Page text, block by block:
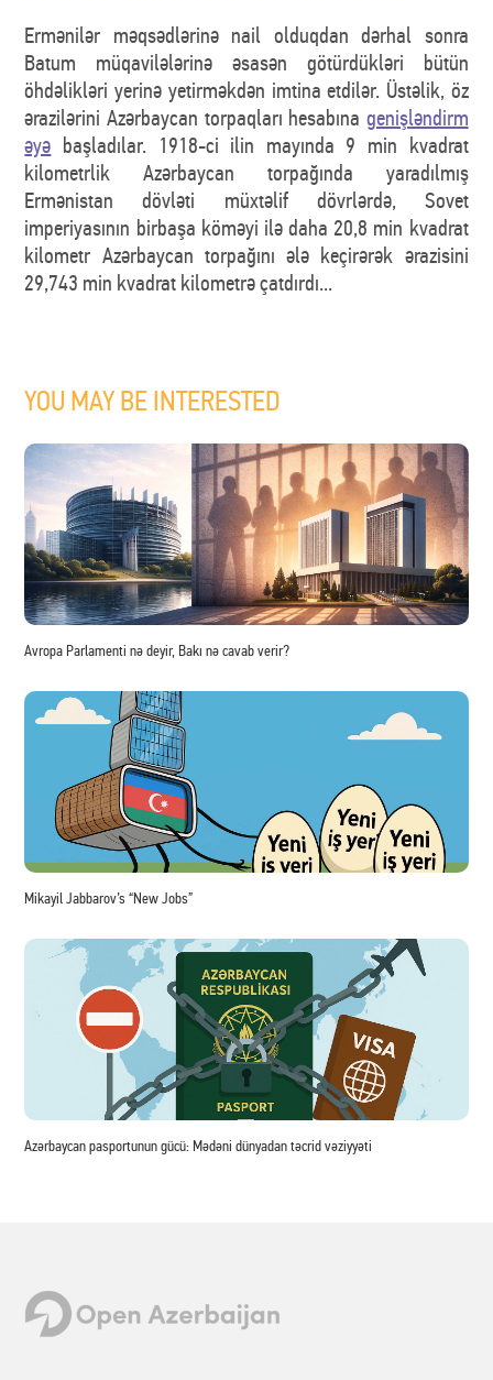
Ermənilər məqsədlərinə nail olduqdan dərhal sonra
Batum müqavilələrinə əsasən götürdükləri bütün
öhdəlikləri yerinə yetirməkdən imtina etdilər. Üstəlik, öz
ərazilərini Azərbaycan torpaqları hesabına genişləndirm
əyə başladılar. 1918-ci ilin mayında 9 min kvadrat
kilometrlik Azərbaycan torpağında yaradılmış
Ermənistan dövləti müxtəlif dövrlərdə, Sovet
imperiyasının birbaşa köməyi ilə daha 20,8 min kvadrat
kilometr Azərbaycan torpağını ələ keçirərək ərazisini
29,743 min kvadrat kilometrə çatdırdı...
YOU MAY BE INTERESTED
Avropa Parlamenti nə deyir, Bakı nə cavab verir?
Mikayil Jabbarov’s “New Jobs”
Azərbaycan pasportunun gücü: Mədəni dünyadan təcrid vəziyyəti